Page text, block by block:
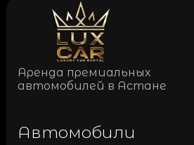
Аренда премиальных
автомобилей в Астане
Автомобили